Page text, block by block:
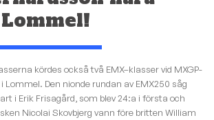
kördes också två EMX–klasser vid MXGP-
Lommel. Den nionde rundan av EMX250 såg
i Erik Frisagård, som blev 24:a i första och
Nicolai Skovbjerg vann före britten William